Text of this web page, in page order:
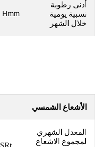
Hmm
أدنى رطوبة
نسبية يومية
خلال الشهر
الأشعاع الشمسي
المعدل الشهري
لمجموع الاشعاع